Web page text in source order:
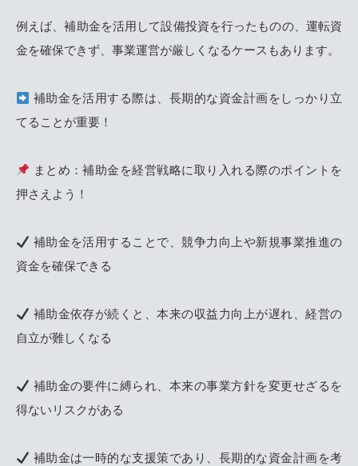
例えば、補助金を活用して設備投資を行ったものの、運転資
金を確保できず、事業運営が厳しくなるケースもあります。
補助金を活用する際は、長期的な資金計画をしっかり立
てることが重要！
まとめ：補助金を経営戦略に取り入れる際のポイントを
押さえよう！
補助金を活用することで、競争力向上や新規事業推進の
資金を確保できる
補助金依存が続くと、本来の収益力向上が遅れ、経営の
自立が難しくなる
補助金の要件に縛られ、本来の事業方針を変更せざるを
得ないリスクがある
補助金は一時的な支援策であり、長期的な資金計画を考